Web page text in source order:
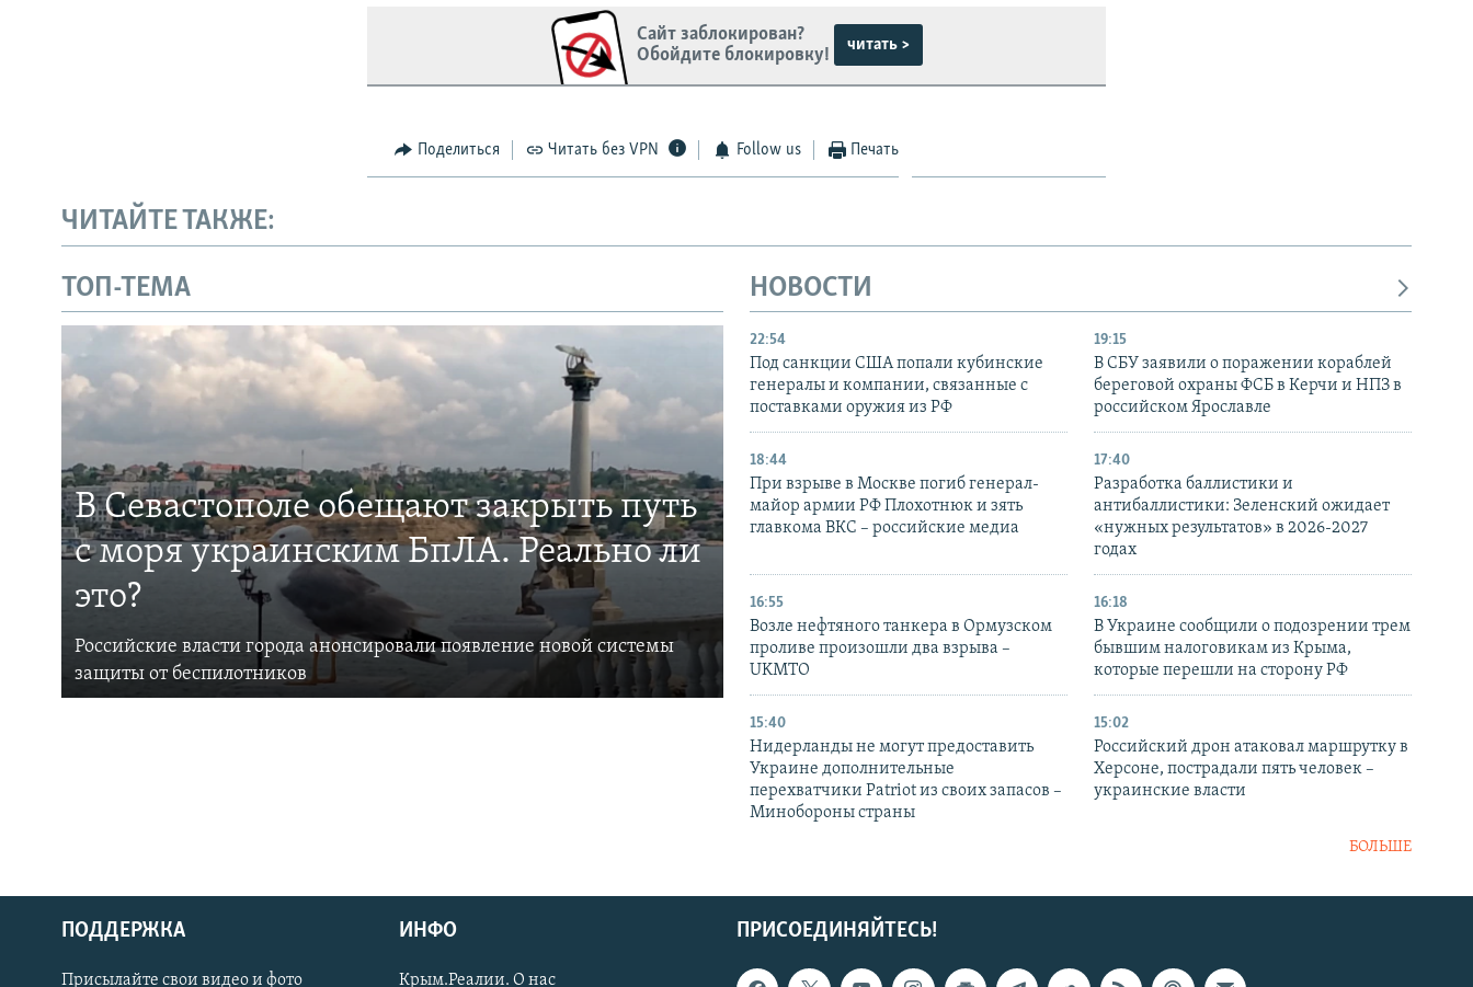
Українською
Сайт заблокирован?
Обойдите блокировку!
читать >
Поделиться Читать без VPN Follow us Печать
ЧИТАЙТЕ ТАКЖЕ:
ТОП-ТЕМА
В Севастополе обещают закрыть путь
с моря украинским БпЛА. Реально ли
это?
Российские власти города анонсировали появление новой системы
защиты от беспилотников
НОВОСТИ
22:54
Под санкции США попали кубинские
генералы и компании, связанные с
поставками оружия из РФ
19:15
В СБУ заявили о поражении кораблей
береговой охраны ФСБ в Керчи и НПЗ в
российском Ярославле
18:44
При взрыве в Москве погиб генерал-
майор армии РФ Плохотнюк и зять
главкома ВКС – российские медиа
17:40
Разработка баллистики и
антибаллистики: Зеленский ожидает
«нужных результатов» в 2026-2027
годах
16:55
Возле нефтяного танкера в Ормузском
проливе произошли два взрыва –
UKMTO
16:18
В Украине сообщили о подозрении трем
бывшим налоговикам из Крыма,
которые перешли на сторону РФ
15:40
Нидерланды не могут предоставить
Украине дополнительные
перехватчики Patriot из своих запасов –
Минобороны страны
15:02
Российский дрон атаковал маршрутку в
Херсоне, пострадали пять человек –
украинские власти
БОЛЬШЕ
ПРИСОЕДИНЯЙТЕСЬ!
ПОДДЕРЖКА
Присылайте свои видео и фото
ИНФО
Крым.Реалии. О нас